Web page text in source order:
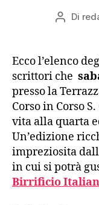
Autore
Di
Ecco l’elenco
scrittori che
presso la
Corso in Corso
vita alla quarta
Un’edizione
impreziosita
in cui si potrà
Birrificio